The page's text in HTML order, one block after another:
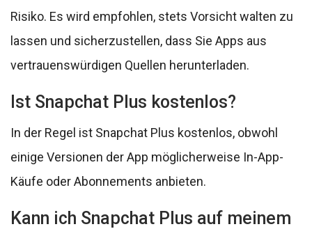
Risiko. Es wird empfohlen, stets Vorsicht walten zu
lassen und sicherzustellen, dass Sie Apps aus
vertrauenswürdigen Quellen herunterladen.
Ist Snapchat Plus kostenlos?
In der Regel ist Snapchat Plus kostenlos, obwohl
einige Versionen der App möglicherweise In-App-
Käufe oder Abonnements anbieten.
Kann ich Snapchat Plus auf meinem